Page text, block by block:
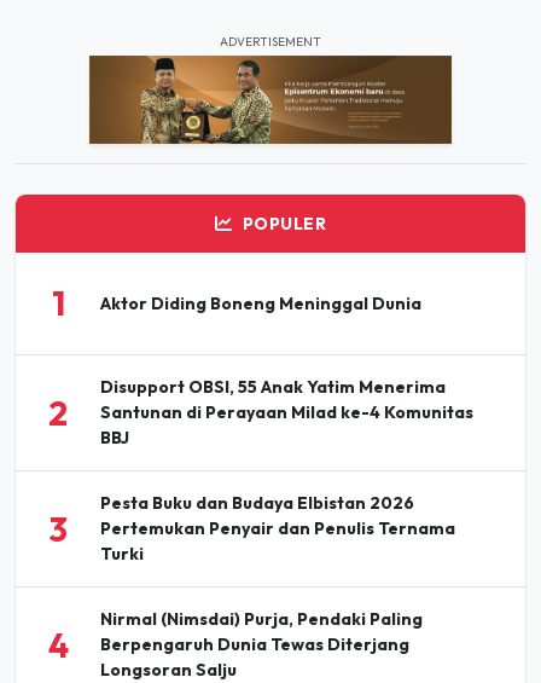
ADVERTISEMENT
POPULER
1 Aktor Diding Boneng Meninggal Dunia
2
Disupport OBSI, 55 Anak Yatim Menerima
Santunan di Perayaan Milad ke-4 Komunitas
BBJ
3
Pesta Buku dan Budaya Elbistan 2026
Pertemukan Penyair dan Penulis Ternama
Turki
4
Nirmal (Nimsdai) Purja, Pendaki Paling
Berpengaruh Dunia Tewas Diterjang
Longsoran Salju